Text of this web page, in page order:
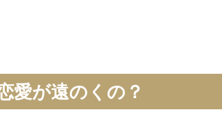
愛が遠のくの？